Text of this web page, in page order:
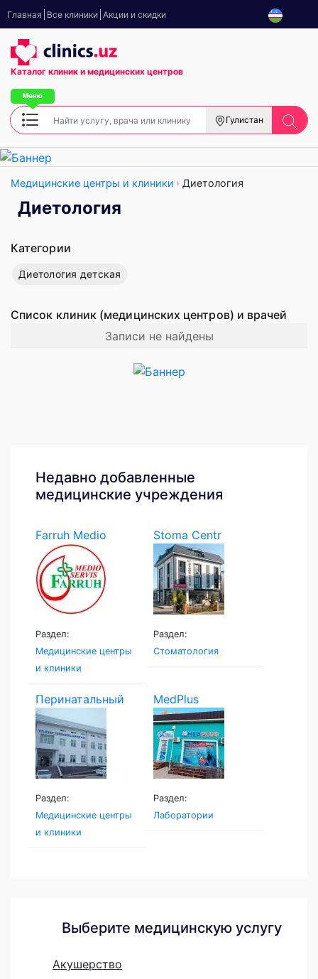
Главная Все клиники Акции и скидки
Каталог клиник и медицинских центров
Гулистан
Медицинские центры и клиники Диетология
Диетология
Категории
Диетология детская
Список клиник (медицинских центров) и врачей
Записи не найдены
Недавно добавленные
медицинские учреждения
Farruh Medio
Servis
Раздел:
Медицинские центры
и клиники
Stoma Centr
Раздел:
Стоматология
Перинатальный
центр...
Раздел:
Медицинские центры
и клиники
MedPlus
Раздел:
Лаборатории
Выберите медицинскую услугу
Акушерство